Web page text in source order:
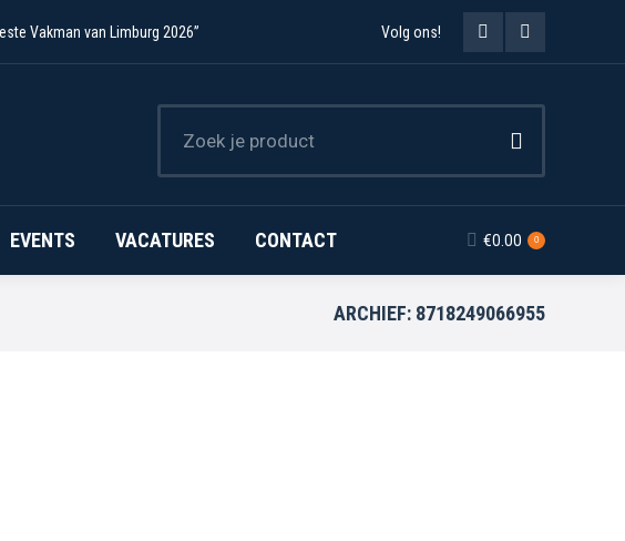
Vakman van Limburg 2026” Volg ons!
Facebook
opens
in
new
window
Instagram
in
new
window
EVENTS VACATURES CONTACT €0.00 0
ARCHIEF: 8718249066955